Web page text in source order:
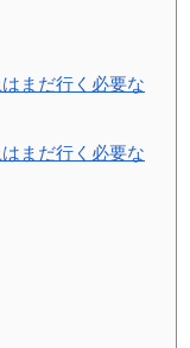
まだ行く必要な
まだ行く必要な